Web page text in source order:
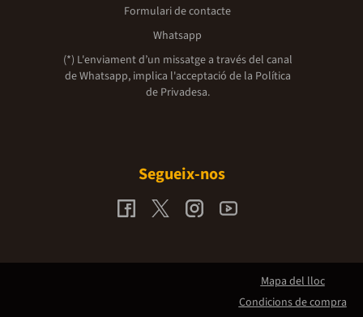
Formulari de contacte
Whatsapp
(*) L'enviament d’un missatge a través del canal
de Whatsapp, implica l'acceptació de la Política
de Privadesa.
Segueix-nos
Mapa del lloc
Condicions de compra